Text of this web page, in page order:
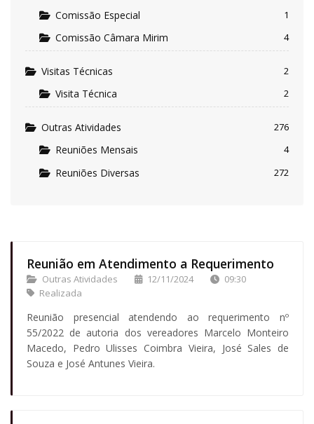
Reunião em Atendimento a Requerimento
Outras Atividades 12/11/2024
09:30
Realizada
Reunião presencial atendendo ao requerimento nº
55/2022 de autoria dos vereadores Marcelo Monteiro
Macedo, Pedro Ulisses Coimbra Vieira, José Sales de
Souza e José Antunes Vieira.
Comissão Especial 1
Comissão Câmara Mirim 4
Visitas Técnicas 2
Visita Técnica 2
Outras Atividades 276
Reuniões Mensais 4
Reuniões Diversas 272